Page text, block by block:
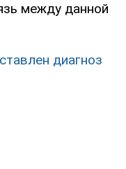
между данной
диагноз